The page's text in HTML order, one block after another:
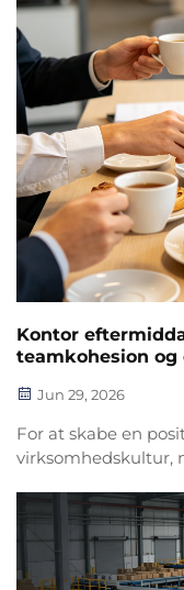
Kontor
teamkohesion
Jun 29, 2026
For at skabe en
virksomhedskultur,
kommunikation
markedsførings-,
afholdt vores
afslappende